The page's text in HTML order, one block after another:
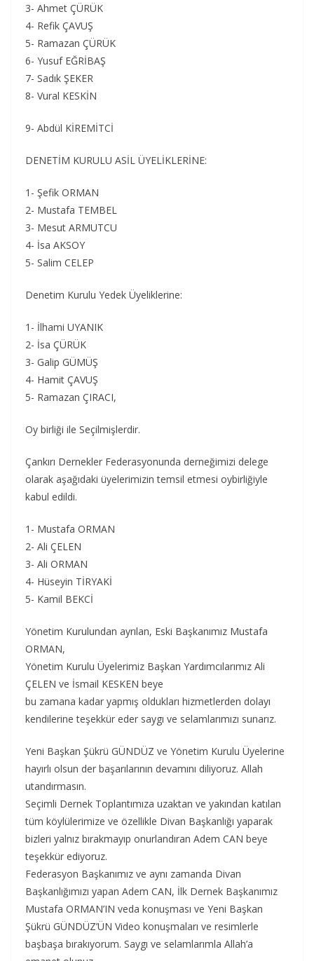
3- Ahmet ÇÜRÜK
4- Refik ÇAVUŞ
5- Ramazan ÇÜRÜK
6- Yusuf EĞRİBAŞ
7- Sadık ŞEKER
8- Vural KESKİN
9- Abdül KİREMİTCİ
DENETİM KURULU ASİL ÜYELİKLERİNE:
1- Şefik ORMAN
2- Mustafa TEMBEL
3- Mesut ARMUTCU
4- İsa AKSOY
5- Salim CELEP
Denetim Kurulu Yedek Üyeliklerine:
1- İlhami UYANIK
2- İsa ÇÜRÜK
3- Galip GÜMÜŞ
4- Hamit ÇAVUŞ
5- Ramazan ÇIRACI,
Oy birliği ile Seçilmişlerdir.
Çankırı Dernekler Federasyonunda derneğimizi delege
olarak aşağıdaki üyelerimizin temsil etmesi oybirliğiyle
kabul edildi.
1- Mustafa ORMAN
2- Ali ÇELEN
3- Ali ORMAN
4- Hüseyin TİRYAKİ
5- Kamil BEKCİ
Yönetim Kurulundan ayrılan, Eski Başkanımız Mustafa
ORMAN,
Yönetim Kurulu Üyelerimiz Başkan Yardımcılarımız Ali
ÇELEN ve İsmail KESKEN beye
bu zamana kadar yapmış oldukları hizmetlerden dolayı
kendilerine teşekkür eder saygı ve selamlarımızı sunarız.
Yeni Başkan Şükrü GÜNDÜZ ve Yönetim Kurulu Üyelerine
hayırlı olsun der başarılarının devamını diliyoruz. Allah
utandırmasın.
Seçimli Dernek Toplantımıza uzaktan ve yakından katılan
tüm köylülerimize ve özellikle Divan Başkanlığı yaparak
bizleri yalnız bırakmayıp onurlandıran Adem CAN beye
teşekkür ediyoruz.
Federasyon Başkanımız ve aynı zamanda Divan
Başkanlığımızı yapan Adem CAN, İlk Dernek Başkanımız
Mustafa ORMAN’IN veda konuşması ve Yeni Başkan
Şükrü GÜNDÜZ’ÜN Video konuşmaları ve resimlerle
başbaşa bırakıyorum. Saygı ve selamlarımla Allah’a